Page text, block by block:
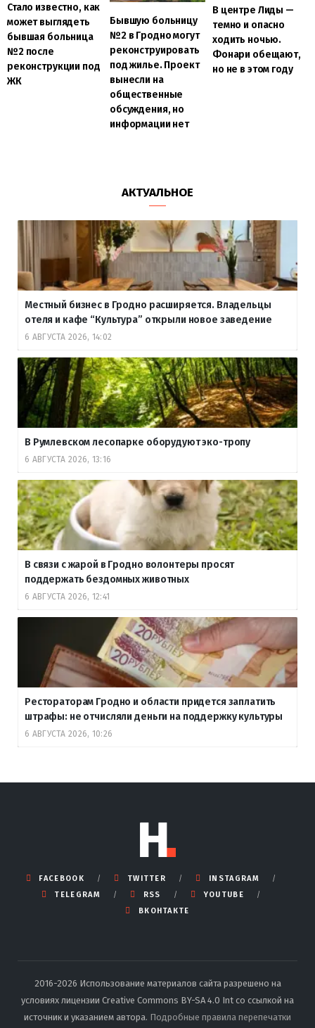
Стало известно, как
может выглядеть
бывшая больница
№2 после
реконструкции под
ЖК
Бывшую больницу
№2 в Гродно могут
реконструировать
под жилье. Проект
вынесли на
общественные
обсуждения, но
информации нет
В центре Лиды —
темно и опасно
ходить ночью.
Фонари обещают,
но не в этом году
АКТУАЛЬНОЕ
Местный бизнес в Гродно расширяется. Владельцы
отеля и кафе “Культура” открыли новое заведение
6 АВГУСТА 2026, 14:02
В Румлевском лесопарке оборудуют эко-тропу
6 АВГУСТА 2026, 13:16
В связи с жарой в Гродно волонтеры просят
поддержать бездомных животных
6 АВГУСТА 2026, 12:41
Рестораторам Гродно и области придется заплатить
штрафы: не отчисляли деньги на поддержку культуры
6 АВГУСТА 2026, 10:26
FACEBOOK TWITTER
INSTAGRAM
TELEGRAM
RSS
YOUTUBE
ВКОНТАКТЕ
2016-2026 Использование материалов сайта разрешено на
условиях лицензии Creative Commons BY-SA 4.0 Int со ссылкой на
источник и указанием автора. Подробные правила перепечатки